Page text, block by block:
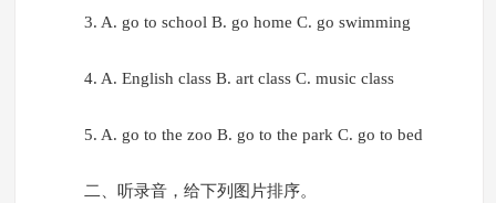
3. A. go to school B. go home C. go swimming
4. A. English class B. art class C. music class
5. A. go to the zoo B. go to the park C. go to bed
二、听录音，给下列图片排序。